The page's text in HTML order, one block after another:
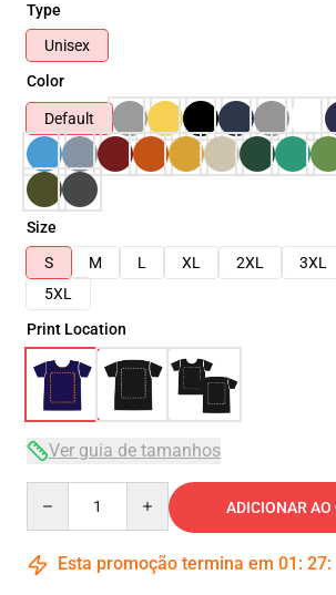
Type
Unisex
Color
Default
Size
S
M L XL 2XL 3XL
5XL
Print Location
Ver guia de tamanhos
ADICIONAR AO
Esta promoção termina em 01 : 27: